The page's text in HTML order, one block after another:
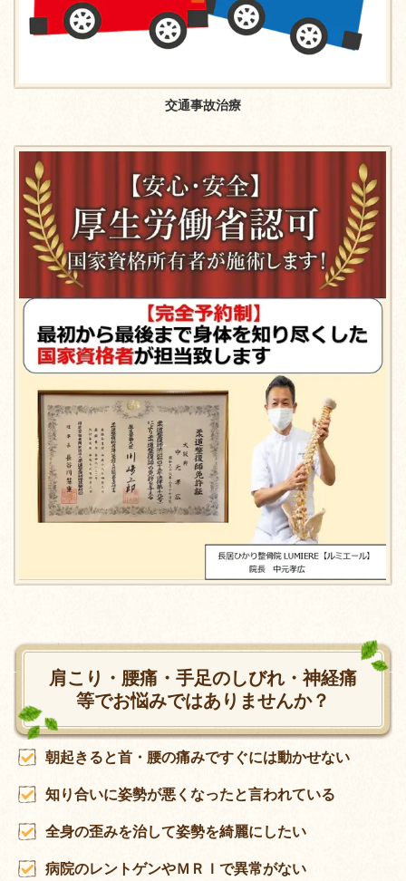
交通事故治療
肩こり・腰痛・手足のしびれ・神経痛
等でお悩みではありませんか？
朝起きると首・腰の痛みですぐには動かせない
知り合いに姿勢が悪くなったと言われている
全身の歪みを治して姿勢を綺麗にしたい
病院のレントゲンやＭＲＩで異常がない